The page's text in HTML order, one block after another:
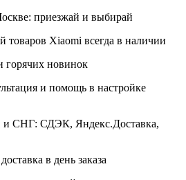
приезжай и выбирай
товаров Xiaomi всегда в наличии
горячих новинок
и помощь в настройке
и СНГ: СДЭК, Яндекс.Доставка,
в день заказа